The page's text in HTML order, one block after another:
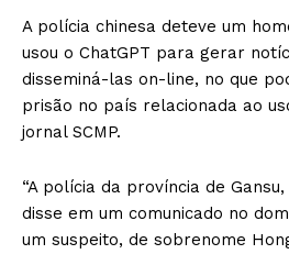
A polícia chinesa deteve um
usou o ChatGPT para gerar
disseminá-las on-line, no que
prisão no país relacionada ao
jornal SCMP.
“A polícia da província de
disse em um comunicado no
um suspeito, de sobrenome